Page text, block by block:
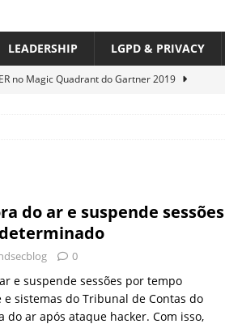
LEADERSHIP LGPD & PRIVACY
no Magic Quadrant do Gartner 2019
emprego na Meta, Disney, Coca-Cola e Spotify
da IA se torna um risco
NOTÍCIAS
do ar e suspende sessões
0
e suspende sessões por tempo
sistemas do Tribunal de Contas do
do ar após ataque hacker. Com isso,